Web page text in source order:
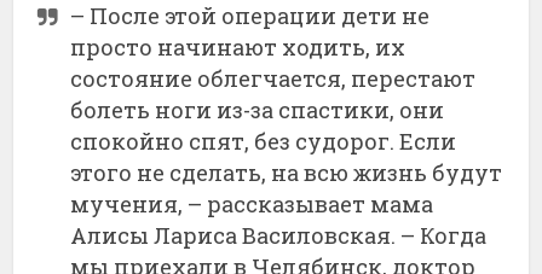
– После этой операции дети не
просто начинают ходить, их
состояние облегчается, перестают
болеть ноги из-за спастики, они
спокойно спят, без судорог. Если
этого не сделать, на всю жизнь будут
мучения, – рассказывает мама
Алисы Лариса Василовская. – Когда
мы приехали в Челябинск, доктор